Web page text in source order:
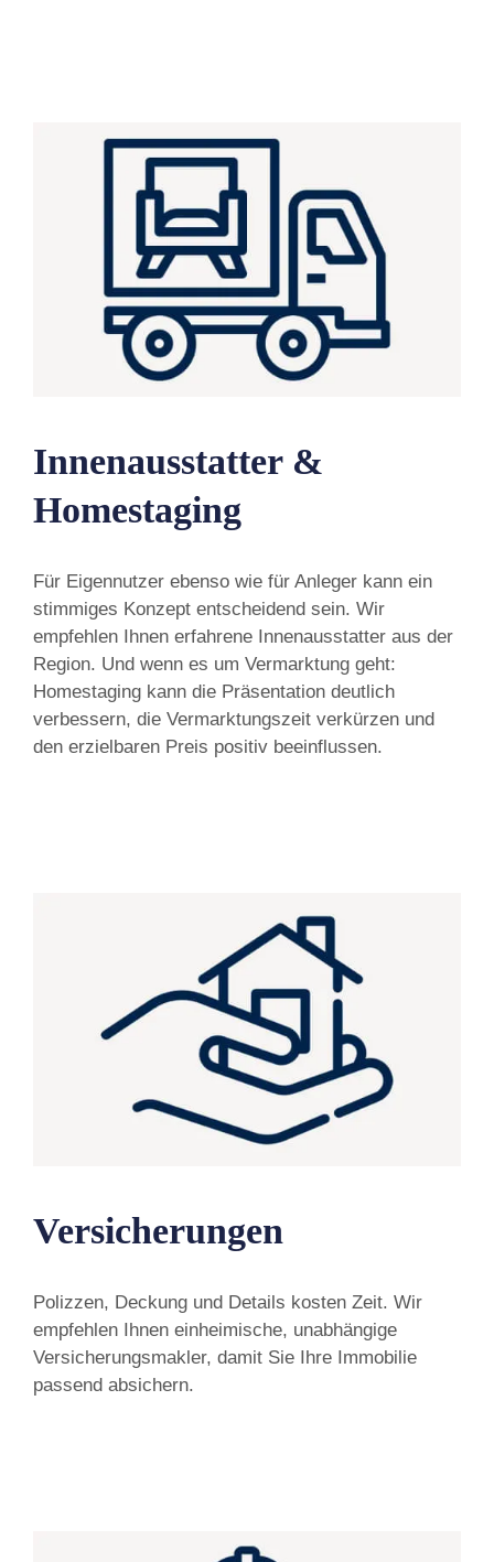
Innenausstatter &
Homestaging
Für Eigennutzer ebenso wie für Anleger kann ein
stimmiges Konzept entscheidend sein. Wir
empfehlen Ihnen erfahrene Innenausstatter aus der
Region. Und wenn es um Vermarktung geht:
Homestaging kann die Präsentation deutlich
verbessern, die Vermarktungszeit verkürzen und
den erzielbaren Preis positiv beeinflussen.
Versicherungen
Polizzen, Deckung und Details kosten Zeit. Wir
empfehlen Ihnen einheimische, unabhängige
Versicherungsmakler, damit Sie Ihre Immobilie
passend absichern.